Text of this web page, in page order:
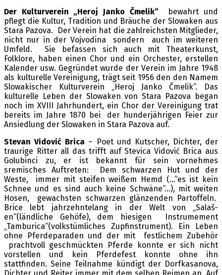
Der Kulturverein „Heroj Janko Čmelik“
bewahrt und
pflegt die Kultur, Tradition und Bräuche der Slowaken aus
Stara Pazova. Der Verein hat die zahlreichsten Mitglieder,
nicht nur in der Vojvodina sondern auch im weiteren
Umfeld. Sie befassen sich auch mit Theaterkunst,
Folklore, haben einen Chor und ein Orchester, erstellen
Kalender usw. Gegründet wurde der Verein im Jahre 1948
als kulturelle Vereinigung, trägt seit 1956 den den Namem
Slowakischer Kulturverein „Heroj Janko Čmelik“. Das
kulturelle Leben der Slowaken von Stara Pazova began
noch im XVIII Jahrhundert, ein Chor der Vereinigung trat
bereits im Jahre 1870 bei der hunderjährigen Feier zur
Ansiedlung der Slowaken in Stara Pazova auf.
Stevan Vidović Brica – Poet und Kutscher, Dichter, der
traurige Ritter all das trifft auf Stevica Vidović Brica aus
Golubinci zu, er ist bekannt für sein vornehmes
sremisches Auftreten: Dem schwarzen Hut und der
Weste, immer mit steifen weißem Hemd (…“es ist kein
Schnee und es sind auch keine Schwäne“…), mit weiten
Hosen, gewachsten schwarzen glänzenden Partoffeln.
Brice lebt jahrzehntelang in der Welt von „Salaš-
en“(ländliche Gehöfe), dem hiesigen Instrumement
„Tamburica“(volkstümliches Zupfinstrument). Ein Leben
ohne Pferdeparaden und der mit festlichem Zubehör
prachtvoll geschmückten Pferde konnte er sich nicht
vorstellen und kein Pferdefest konnte ohne ihn
stattfinden. Seine Teilnahme kündigt der Dorfkasanova,